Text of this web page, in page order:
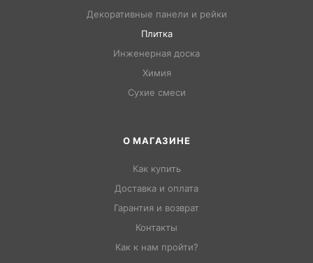
Декоративные панели и рейки
Плитка
Инженерная доска
Химия
Сухие смеси
О МАГАЗИНЕ
Как купить
Доставка и оплата
Гарантия и возврат
Контакты
Как к нам пройти?